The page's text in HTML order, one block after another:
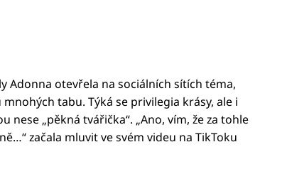
Adonna otevřela na sociálních sítích téma,
tabu. Týká se privilegia krásy, ale i
nese „pěkná tvářička“. „Ano, vím, že za tohle
začala mluvit ve svém videu na TikToku